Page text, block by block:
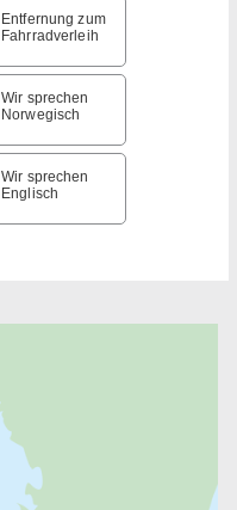
Entfernung zum
Fahrradverleih
Wir sprechen
Norwegisch
Wir sprechen
Englisch